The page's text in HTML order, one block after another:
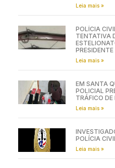
Leia mais »
POLÍCIA
TENTATIVA
Leia mais »
EM SANTA
POLICIAL
TRÁFICO DE
Leia mais »
POLÍCIA
Leia mais »